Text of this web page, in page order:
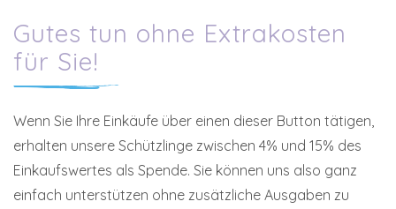
Gutes tun ohne Extrakosten
für Sie!
Wenn Sie Ihre Einkäufe über einen dieser Button tätigen,
erhalten unsere Schützlinge zwischen 4% und 15% des
Einkaufswertes als Spende. Sie können uns also ganz
einfach unterstützen ohne zusätzliche Ausgaben zu